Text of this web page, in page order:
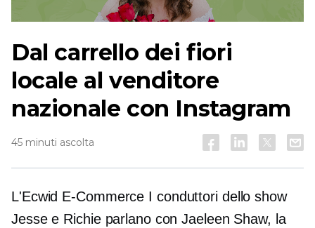
Ascoltare
Dal carrello dei fiori
locale al venditore
nazionale con Instagram
45 minuti ascolta
L'Ecwid E-Commerce I conduttori dello show
Jesse e Richie parlano con Jaeleen Shaw, la